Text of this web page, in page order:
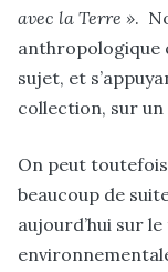
avec la Terre ».
anthropologique
sujet, et
collection, sur
On peut
beaucoup de
aujourd’hui sur